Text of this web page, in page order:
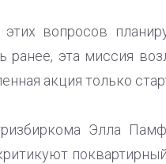
вопросов
ранее, эта миссия
акция только
Элла